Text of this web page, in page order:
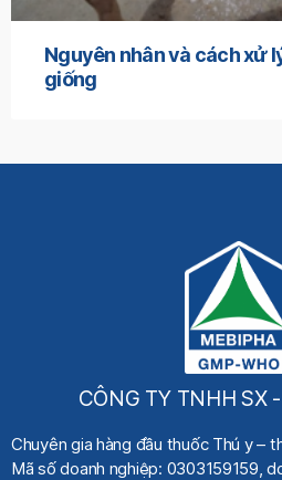
Nguyên nhân và cách xử
giống
CÔNG TY TNHH SX
Chuyên gia hàng đầu thuốc Thú y–
Mã số doanh nghiệp: 0303159159,